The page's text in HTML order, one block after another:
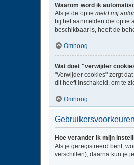
Waarom word ik
Als je de optie meld mij
bij het aanmelden die optie
beschikbaar is, heeft de
Omhoog
Wat doet "verwijder
"Verwijder cookies" zorgt
dit heeft inschakeld, om te
Omhoog
Hoe verander ik mijn
Als je geregistreerd bent,
verschillen), daarna kun je